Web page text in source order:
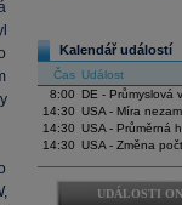
Kalendář událostí
Čas Událost
8:00
DE - Průmyslová
14:30 USA - Míra
14:30 USA - Průměrná
14:30 USA - Změna
UDÁLOSTI